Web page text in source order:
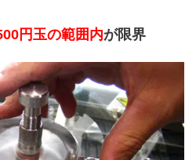
円玉の範囲内が限界